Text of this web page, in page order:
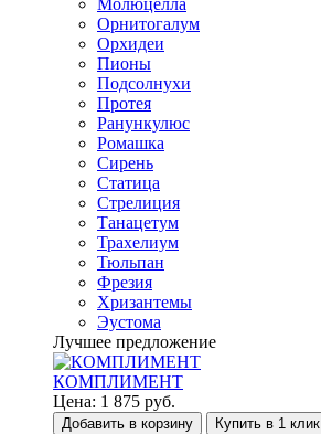
Молюцелла
Орнитогалум
Орхидеи
Пионы
Подсолнухи
Протея
Ранункулюс
Ромашка
Сирень
Статица
Стрелиция
Танацетум
Трахелиум
Тюльпан
Фрезия
Хризантемы
Эустома
Лучшее предложение
КОМПЛИМЕНТ
Цена: 1 875 руб.
Добавить в корзину Купить в 1 клик